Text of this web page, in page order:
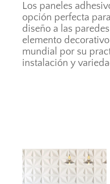
Los paneles
opción perfecta
diseño a las
elemento
mundial por su
instalación y